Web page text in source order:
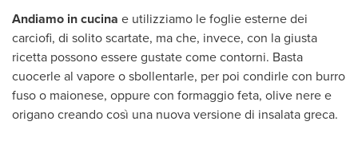
Andiamo in cucina e utilizziamo le foglie esterne dei
carciofi, di solito scartate, ma che, invece, con la giusta
ricetta possono essere gustate come contorni. Basta
cuocerle al vapore o sbollentarle, per poi condirle con burro
fuso o maionese, oppure con formaggio feta, olive nere e
origano creando così una nuova versione di insalata greca.